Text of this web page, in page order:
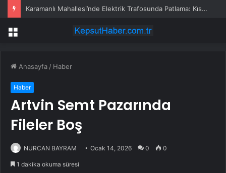
Karamanlı Mahallesi’nde Elektrik Trafosunda Patlama: Kısa Süreli Panik ve Elektrik Kesintisi
Menü
Anasayfa / Haber
Haber
Artvin Semt Pazarında
Fileler Boş
NURCAN BAYRAM Ocak 14, 2026 0 0
1 dakika okuma süresi